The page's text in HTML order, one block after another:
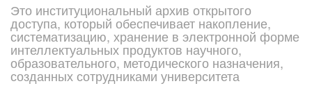
Это институциональный архив открытого
доступа, который обеспечивает накопление,
систематизацию, хранение в электронной форме
интеллектуальных продуктов научного,
образовательного, методического назначения,
созданных сотрудниками университета